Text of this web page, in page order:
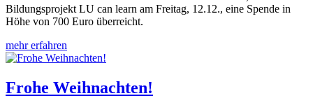
Bildungsprojekt LU can learn am Freitag, 12.12., eine Spende in
Höhe von 700 Euro überreicht.
mehr erfahren
Frohe Weihnachten!